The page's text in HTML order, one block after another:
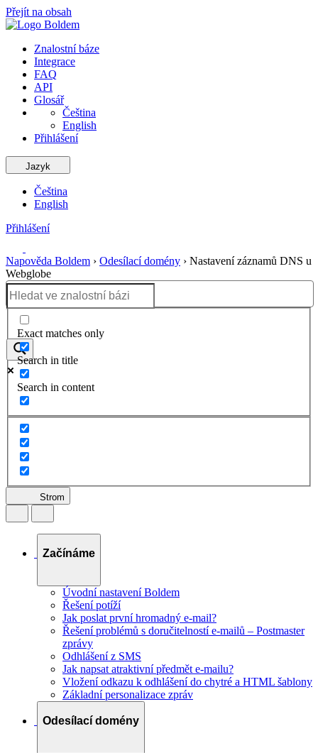
Přejít na obsah
Znalostní báze
Integrace
FAQ
API
Glosář
Čeština
English
Přihlášení
Jazyk
Čeština
English
Přihlášení
Napověda Boldem › Odesílací domény › Nastavení záznamů DNS u
Webglobe
Exact matches only
Search in title
Search in content
Strom
Začínáme
Úvodní nastavení Boldem
Řešení potíží
Jak poslat první hromadný e-mail?
Řešení problémů s doručitelností e-mailů – Postmaster
zprávy
Odhlášení z SMS
Jak napsat atraktivní předmět e-mailu?
Vložení odkazu k odhlášení do chytré a HTML šablony
Základní personalizace zpráv
Odesílací domény